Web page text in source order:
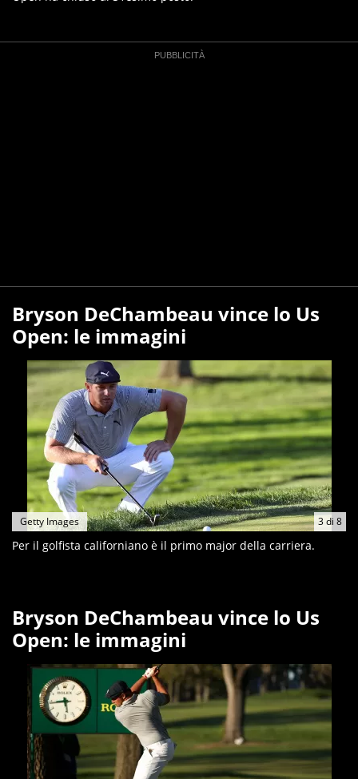
Bryson DeChambeau vince lo Us
Open: le immagini
3di 8
Getty Images
Per il golfista californiano è il primo major della carriera.
Bryson DeChambeau vince lo Us
Open: le immagini